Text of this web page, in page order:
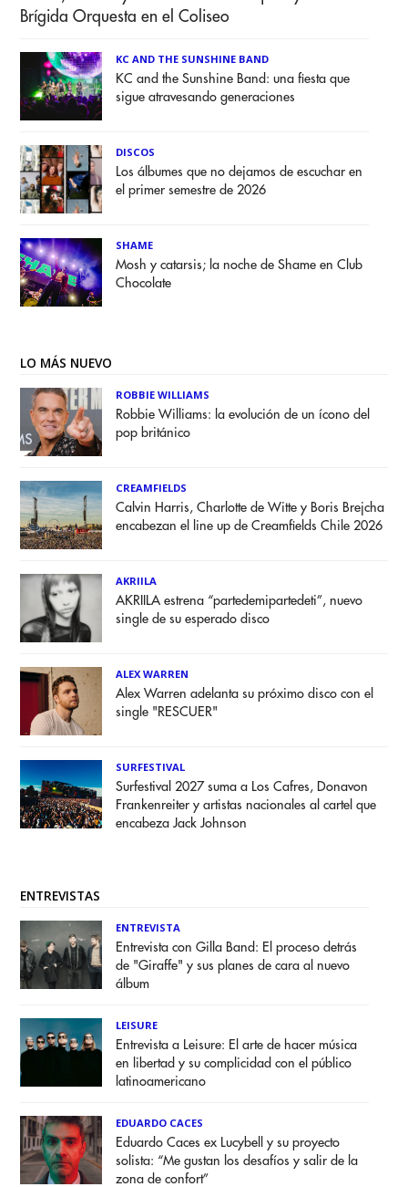
Brígida Orquesta en el Coliseo
KC AND THE SUNSHINE BAND
KC and the Sunshine Band: una fiesta que
sigue atravesando generaciones
DISCOS
Los álbumes que no dejamos de escuchar en
el primer semestre de 2026
SHAME
Mosh y catarsis; la noche de Shame en Club
Chocolate
LO MÁS NUEVO
ROBBIE WILLIAMS
Robbie Williams: la evolución de un ícono del
pop británico
CREAMFIELDS
Calvin Harris, Charlotte de Witte y Boris Brejcha
encabezan el line up de Creamfields Chile 2026
AKRIILA
AKRIILA estrena “partedemipartedeti”, nuevo
single de su esperado disco
ALEX WARREN
Alex Warren adelanta su próximo disco con el
single "RESCUER"
SURFESTIVAL
Surfestival 2027 suma a Los Cafres, Donavon
Frankenreiter y artistas nacionales al cartel que
encabeza Jack Johnson
ENTREVISTAS
ENTREVISTA
Entrevista con Gilla Band: El proceso detrás
de "Giraffe" y sus planes de cara al nuevo
álbum
LEISURE
Entrevista a Leisure: El arte de hacer música
en libertad y su complicidad con el público
latinoamericano
EDUARDO CACES
Eduardo Caces ex Lucybell y su proyecto
solista: “Me gustan los desafíos y salir de la
zona de confort”